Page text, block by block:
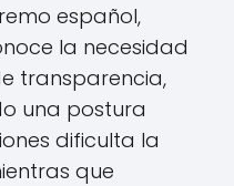
español,
la necesidad
transparencia,
una postura
dificulta la
que